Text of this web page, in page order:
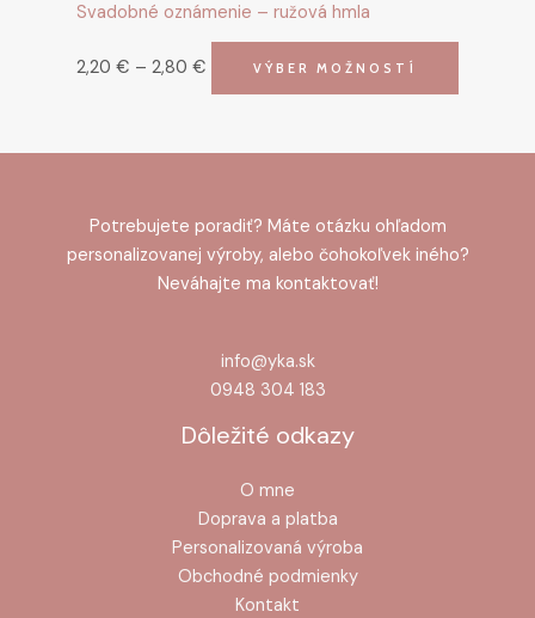
Svadobné oznámenie – ružová hmla
2,20 € – 2,80 € VÝBER MOŽNOSTÍ
Potrebujete poradiť? Máte otázku ohľadom
personalizovanej výroby, alebo čohokoľvek iného?
Neváhajte ma kontaktovať!
info@yka.sk
0948 304 183
Dôležité odkazy
O mne
Doprava a platba
Personalizovaná výroba
Obchodné podmienky
Kontakt